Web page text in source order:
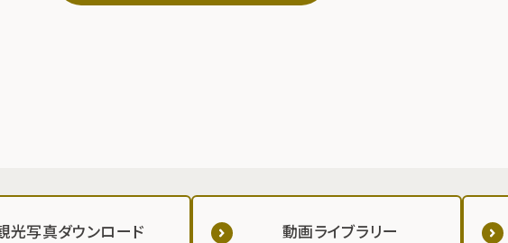
光写真ダウンロード 動画ライブラリー